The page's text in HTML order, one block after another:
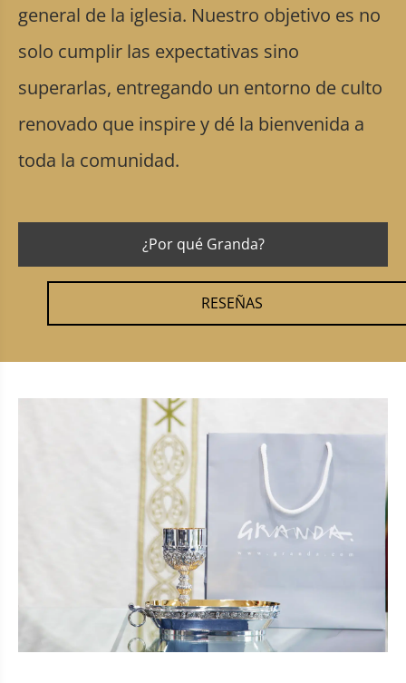
general de la iglesia. Nuestro objetivo es no
solo cumplir las expectativas sino
superarlas, entregando un entorno de culto
renovado que inspire y dé la bienvenida a
toda la comunidad.
¿Por qué Granda?
RESEÑAS